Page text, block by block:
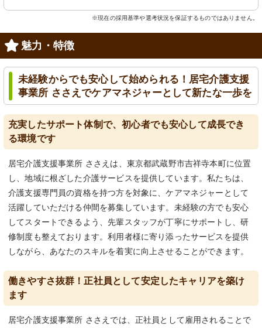
※現在の採用基準や選考状況を保証するものではありません。
魅力・特徴
未経験からでも安心して始められる！居宅介護支援
事業所 ささえでケアマネジャーとして新たな一歩を
充実したサポート体制で、初心者でも安心して成長でき
る環境です
居宅介護支援事業所 ささえは、東京都武蔵野市吉祥寺本町に位置
し、地域に根ざした介護サービスを提供しています。私たちは、
介護支援専門員の資格を持つ方を対象に、ケアマネジャーとして
活躍していただける仲間を募集しています。未経験の方でも安心
してスタートできるよう、先輩スタッフが丁寧にサポートし、研
修制度も整えております。利用者様に寄り添ったサービスを提供
しながら、あなたのスキルを着実に向上させることができます。
働きやすさ抜群！正社員として安定したキャリアを築け
ます
居宅介護支援事業所 ささえでは、正社員として雇用されることで